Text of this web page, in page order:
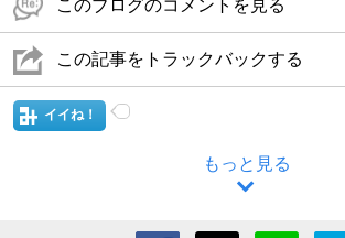
このブログのコメントを見る
この記事をトラックバックする
イイね！
もっと見る